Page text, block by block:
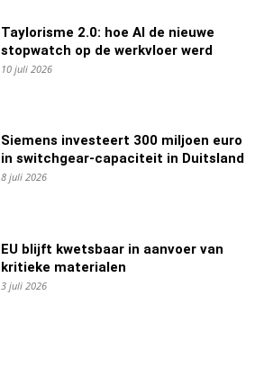
Taylorisme 2.0: hoe AI de nieuwe
stopwatch op de werkvloer werd
10 juli 2026
Siemens investeert 300 miljoen euro
in switchgear-capaciteit in Duitsland
8 juli 2026
EU blijft kwetsbaar in aanvoer van
kritieke materialen
3 juli 2026